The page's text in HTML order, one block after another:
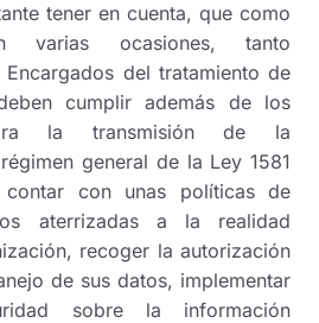
tener en cuenta, que como
varias ocasiones, tanto
Encargados del tratamiento de
cumplir además de los
la transmisión de la
general de la Ley 1581
con unas políticas de
aterrizadas a la realidad
recoger la autorización
de sus datos, implementar
sobre la información